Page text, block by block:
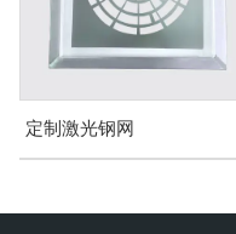
定制激光钢网